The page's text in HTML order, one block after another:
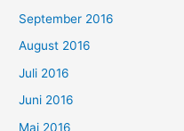
September 2016
August 2016
Juli 2016
Juni 2016
Mai 2016